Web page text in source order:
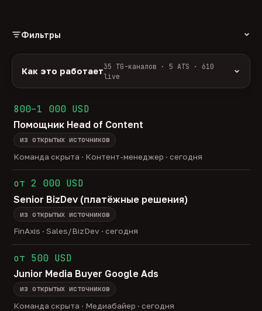
Фильтры
удалённо537 гибрид
ГРЕЙД
junior37 middle257
head 19
только с зарплатой
Как это работает35 TG-каналов · 5 ATS · 610
live
ArbiHunter, Партнёркин и ATS-площадки
(Greenhouse, Himalayas и другие).
Разбор: нейронка разбирает сырец каждые 30
минут — роль, вертикаль, формат, вилка, грейд.
Скам-фильтр:
обещаний гарантированного дохода, без увода в
Свежесть:протухшее удаляется автоматически
через 30 дней.
35 TG-каналов ·5ATS-площадок ·
800–1 000 USD
Помощник Head of Content
из открытых источников
Команда скрыта · Контент-менеджер · сегодня
от 2 000 USD
Senior BizDev (платёжные решения)
из открытых источников
FinAxis · Sales/BizDev · сегодня
от 500 USD
Junior Media Buyer Google Ads
из открытых источников
Команда скрыта · Медиабайер · сегодня